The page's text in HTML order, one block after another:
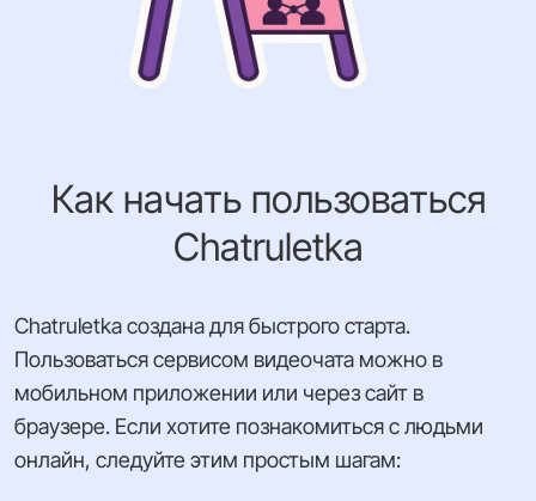
Как начать пользоваться
Chatruletka
Chatruletka создана для быстрого старта.
Пользоваться сервисом видеочата можно в
мобильном приложении или через сайт в
браузере. Если хотите познакомиться с людьми
онлайн, следуйте этим простым шагам: